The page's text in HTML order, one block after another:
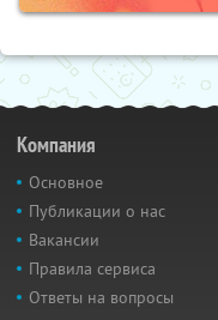
Компания
Основное
Публикации о нас
Вакансии
Правила сервиса
Ответы на вопросы